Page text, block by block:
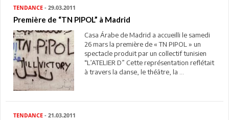
TENDANCE - 29.03.2011
Première de “TN PIPOL” à Madrid
Casa Árabe de Madrid a accueilli le samedi
26 mars la première de « TN PIPOL » un
spectacle produit par un collectif tunisien
“L’ATELIER D” Cette représentation reflétait
à travers la danse, le théâtre, la ...
TENDANCE - 21.03.2011